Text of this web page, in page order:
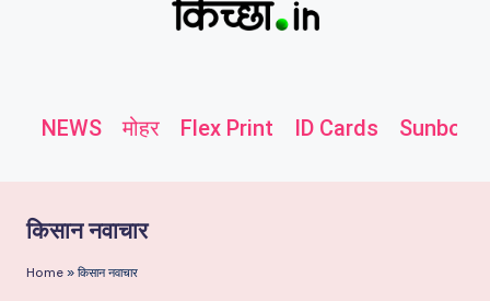
NEWS मोहर Flex Print ID Cards
किसान नवाचार
Home » किसान नवाचार